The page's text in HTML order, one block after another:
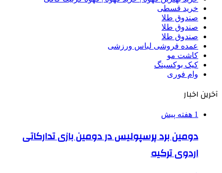
خرید قسطی
صندوق طلا
صندوق طلا
صندوق طلا
عمده فروشی لباس ورزشی
کاشت مو
کیک بوکسینگ
وام فوری
آخرین اخبار
1 هفته پیش
دومین برد پرسپولیس در دومین بازی تدارکاتی
اردوی ترکیه